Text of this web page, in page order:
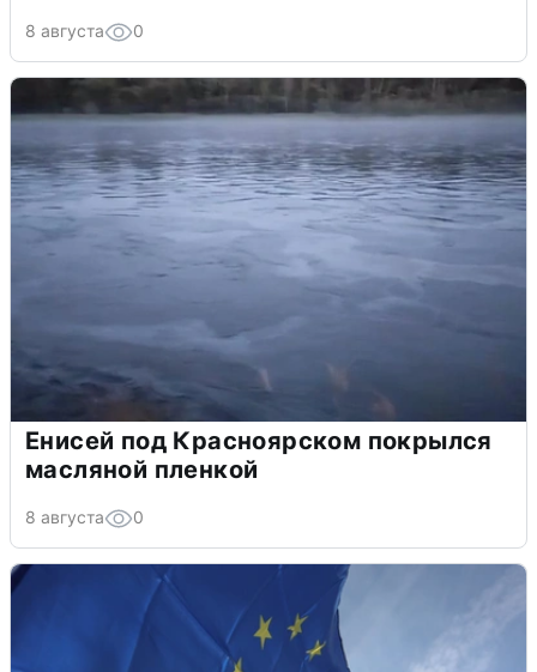
8 августа 0
Енисей под Красноярском покрылся
масляной пленкой
8 августа 0